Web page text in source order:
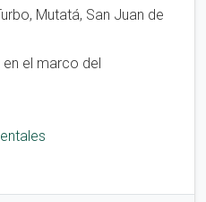
Mutatá, San Juan de
el marco del